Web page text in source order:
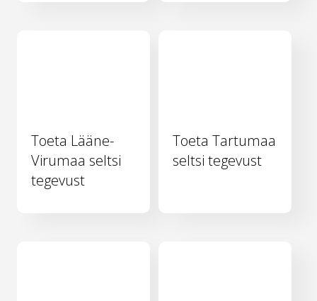
Toeta Lääne-
Virumaa seltsi
tegevust
Toeta Tartumaa
seltsi tegevust